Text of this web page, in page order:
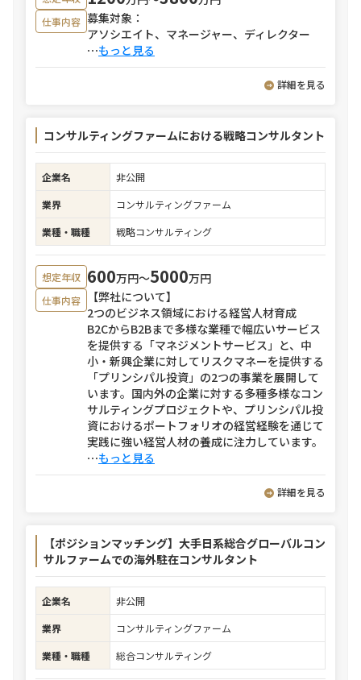
仕事内容 募集対象：
アソシエイト、マネージャー、ディレクター
⋯もっと見る
詳細を見る
コンサルティングファームにおける戦略コンサルタント
企業名
非公開
業界
コンサルティングファーム
業種・職種
戦略コンサルティング
想定年収 600万円〜5000万円
仕事内容
【弊社について】
2つのビジネス領域における経営人材育成
B2CからB2Bまで多様な業種で幅広いサービス
を提供する「マネジメントサービス」と、中
小・新興企業に対してリスクマネーを提供する
「プリンシパル投資」の2つの事業を展開して
います。国内外の企業に対する多種多様なコン
サルティングプロジェクトや、プリンシパル投
資におけるポートフォリオの経営経験を通じて
実践に強い経営人材の養成に注力しています。
⋯もっと見る
詳細を見る
【ポジションマッチング】大手日系総合グローバルコン
サルファームでの海外駐在コンサルタント
企業名
非公開
業界
コンサルティングファーム
業種・職種
総合コンサルティング